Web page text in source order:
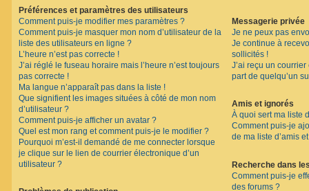
Préférences et paramètres des utilisateurs
Comment puis-je modifier mes paramètres ?
Comment puis-je masquer mon nom d’utilisateur de la
liste des utilisateurs en ligne ?
L’heure n’est pas correcte !
J’ai réglé le fuseau horaire mais l’heure n’est toujours
pas correcte !
Ma langue n’apparaît pas dans la liste !
Que signifient les images situées à côté de mon nom
d’utilisateur ?
Comment puis-je afficher un avatar ?
Quel est mon rang et comment puis-je le modifier ?
Pourquoi m’est-il demandé de me connecter lorsque
je clique sur le lien de courrier électronique d’un
utilisateur ?
Messagerie privée
Je ne peux pas
Je continue à
sollicités !
J’ai reçu un
part de quelqu’un
Amis et ignorés
À quoi sert ma liste
Comment puis-je
de ma liste d’amis
Recherche dans
Comment puis-je
des forums ?